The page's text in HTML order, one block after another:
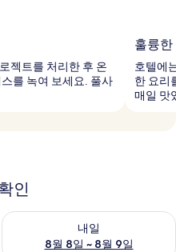
젝트를 처리한 후 온
를 녹여 보세요. 풀사
훌륭
호텔에
한 요리
매일 맛
인
~ 8월 8일
내일
8월 8일 ~ 8월 9일
내일 예약 가능 여부 확인, 8월